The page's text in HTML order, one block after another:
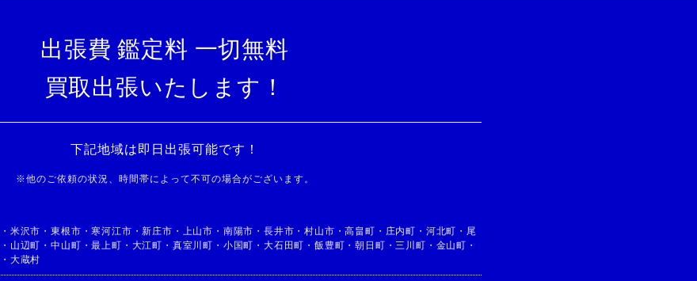
出張費 鑑定料 一切無料
買取出張いたします！
下記地域は即日出張可能です！
※他のご依頼の状況、時間帯によって不可の場合がございます。
・ 米沢市 ・東根市 ・寒河江市 ・新庄市 ・ 上山市 ・ 南陽市 ・ 長井市 ・村山市 ・高畠町 ・ 庄内町 ・ 河北町 ・ 尾
・ 山辺町 ・中山町 ・最上町 ・ 大江町 ・ 真室川町 ・ 小国町 ・ 大石田町 ・ 飯豊町 ・朝日町 ・ 三川町 ・ 金山町 ・
・ 大蔵村